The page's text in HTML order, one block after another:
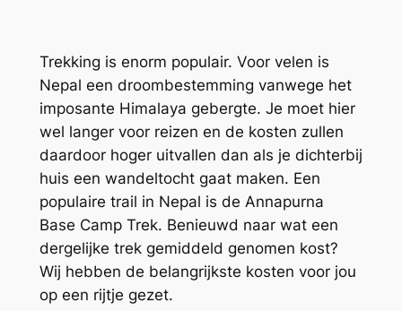
Trekking is enorm populair. Voor velen is
Nepal een droombestemming vanwege het
imposante Himalaya gebergte. Je moet hier
wel langer voor reizen en de kosten zullen
daardoor hoger uitvallen dan als je dichterbij
huis een wandeltocht gaat maken. Een
populaire trail in Nepal is de Annapurna
Base Camp Trek. Benieuwd naar wat een
dergelijke trek gemiddeld genomen kost?
Wij hebben de belangrijkste kosten voor jou
op een rijtje gezet.